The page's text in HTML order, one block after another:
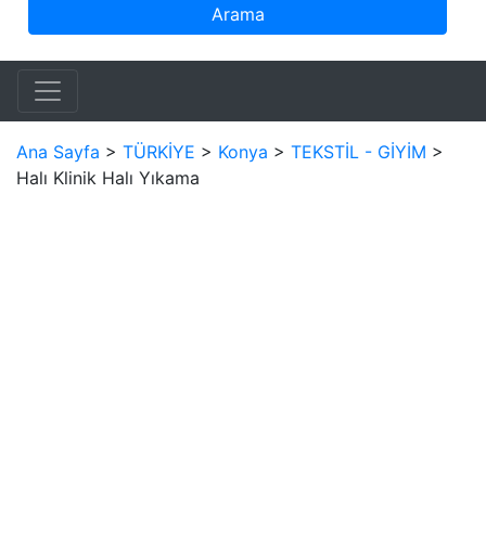
Arama
Ana Sayfa > TÜRKİYE > Konya > TEKSTİL - GİYİM >
Halı Klinik Halı Yıkama